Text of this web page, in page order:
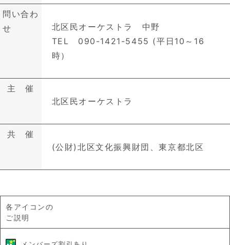
問い合わ
せ
北区民オーケストラ 中野
TEL 090-1421-5455 (平日10～16
時）
主 催
北区民オーケストラ
共 催
(公財)北区文化振興財団、東京都北区
各アイコンの
ご説明